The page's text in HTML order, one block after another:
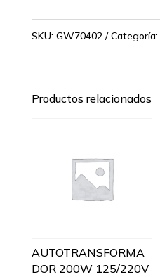
SKU: GW70402 Categoría:
Productos relacionados
AUTOTRANSFORMA
DOR 200W 125/220V